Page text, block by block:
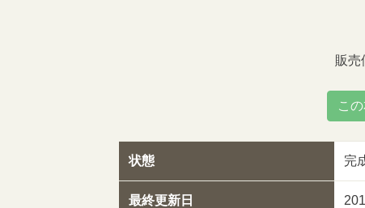
販売
こ
状態 完
最終更新日